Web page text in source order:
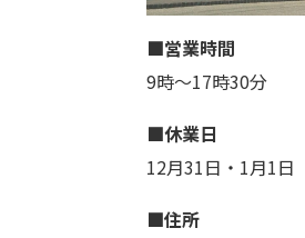
営業時間
9時〜17時30分
休業日
12月31日・1月1日
住所